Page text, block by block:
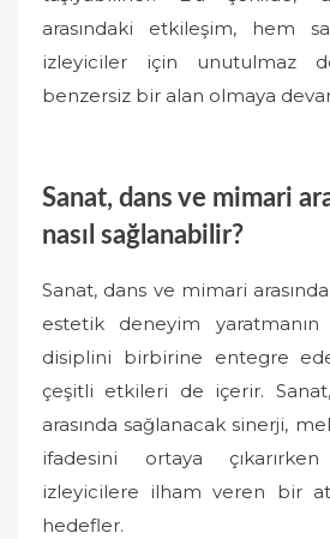
arasındaki etkileşim, hem
izleyiciler için unutulmaz
benzersiz bir alan olmaya
Sanat, dans ve mimari
nasıl sağlanabilir?
Sanat, dans ve mimari
estetik deneyim
disiplini birbirine entegre
çeşitli etkileri de içerir.
arasında sağlanacak sinerji,
ifadesini ortaya
izleyicilere ilham veren bir
hedefler.